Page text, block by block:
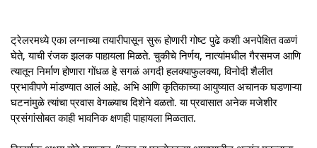
ट्रेलरमध्ये एका लग्नाच्या तयारीपासून सुरू होणारी गोष्ट पुढे कशी अनपेक्षित वळणं
घेते, याची रंजक झलक पाहायला मिळते. चुकीचे निर्णय, नात्यांमधील गैरसमज आणि
त्यातून निर्माण होणारा गोंधळ हे सगळं अगदी हलक्याफुलक्या, विनोदी शैलीत
प्रभावीपणे मांडण्यात आलं आहे. अभि आणि कृतिकाच्या आयुष्यात अचानक घडणाऱ्या
घटनांमुळे त्यांचा प्रवास वेगळ्याच दिशेने वळतो. या प्रवासात अनेक मजेशीर
प्रसंगांसोबत काही भावनिक क्षणही पाहायला मिळतात.